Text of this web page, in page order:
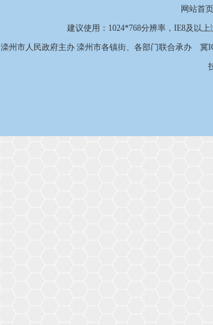
网站首页
建议使用：1024*768分辨率，IE8及以
滦州市人民政府主办 滦州市各镇街、各部门联合承办 冀